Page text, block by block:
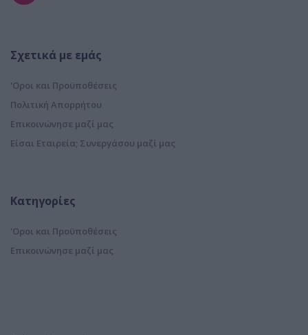
Σχετικά με εμάς
'Οροι και Προϋποθέσεις
Πολιτική Απορρήτου
Επικοινώνησε μαζί μας
Είσαι Εταιρεία; Συνεργάσου μαζί μας
Κατηγορίες
'Οροι και Προϋποθέσεις
Επικοινώνησε μαζί μας